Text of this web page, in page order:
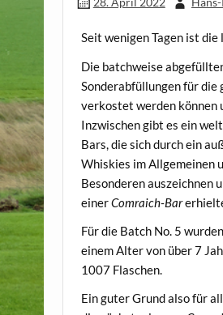
Seit wenigen Tagen ist
Die batchweise
Sonderabfüllungen für die
verkostet werden können
Inzwischen gibt es ein
Bars, die sich durch ein
Whiskies im Allgemeinen
Besonderen auszeichnen
einerComraich-Bar
Für die Batch No. 5
einem Alter von über 7
1007 Flaschen.
Ein guter Grund also für